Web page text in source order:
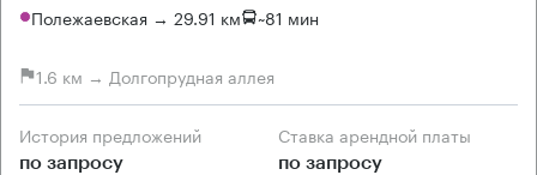
Полежаевская → 29.91 км ~81 мин
1.6 км → Долгопрудная аллея
История предложений
по запросу
Ставка арендной платы
по запросу